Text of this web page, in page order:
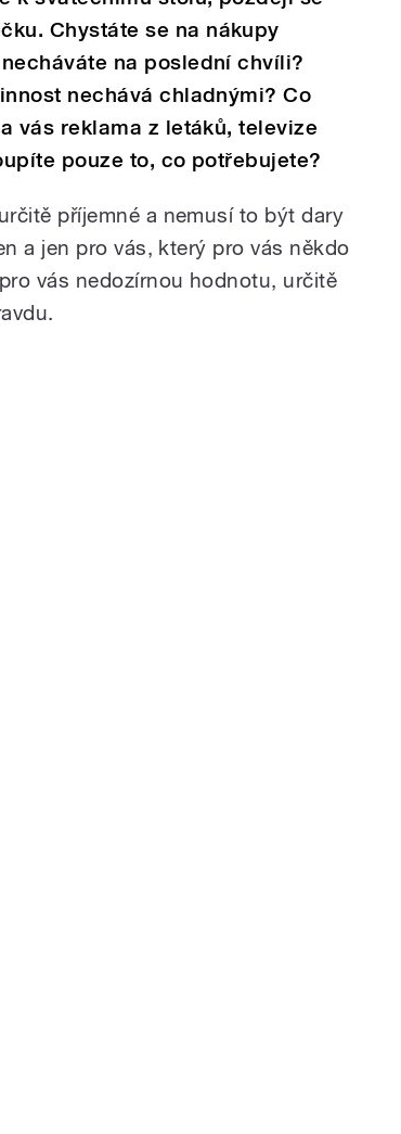
Chystáte se na nákupy
na poslední chvíli?
nechává chladnými? Co
vás reklama z letáků, televize
pouze to, co potřebujete?
příjemné a nemusí to být dary
a jen pro vás, který pro vás někdo
vás nedozírnou hodnotu, určitě